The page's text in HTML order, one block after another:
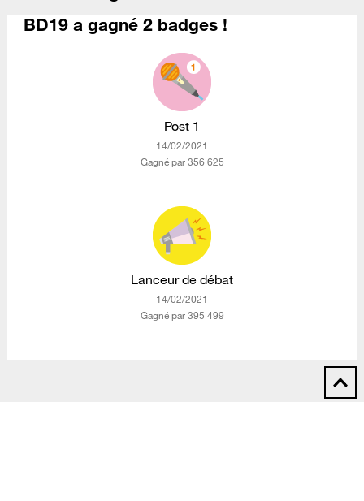
BD19 a gagné 2 badges !
Post 1
‎14/02/2021
Gagné par 356 625
Lanceur de débat
‎14/02/2021
Gagné par 395 499